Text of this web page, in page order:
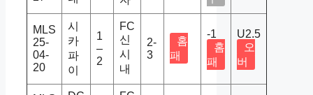
MLS
25-
04-
20
시
카
파
이
1
–
2
FC
신
시
내
2-
3
홈
패
-1
홈
패
U2.5
오
버